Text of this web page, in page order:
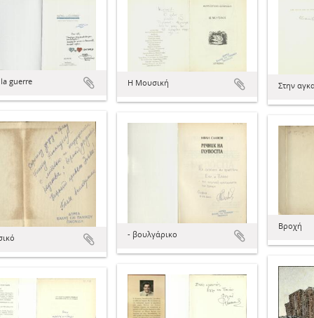
Στην
Η Μουσική
guerre
- βουλγάρικο
Βροχή